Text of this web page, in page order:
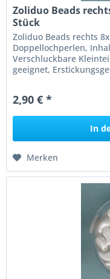
Zoliduo Beads
Stück
Zoliduo Beads rechts
Doppellochperlen,
Verschluckbare
geeignet,
2,90 € *
In
Merken